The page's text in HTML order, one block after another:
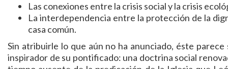
Las conexiones entre la crisis social y la crisis
La interdependencia entre la protección de la
casa común.
Sin atribuirle lo que aún no ha anunciado, éste
inspirador de su pontificado: una doctrina social